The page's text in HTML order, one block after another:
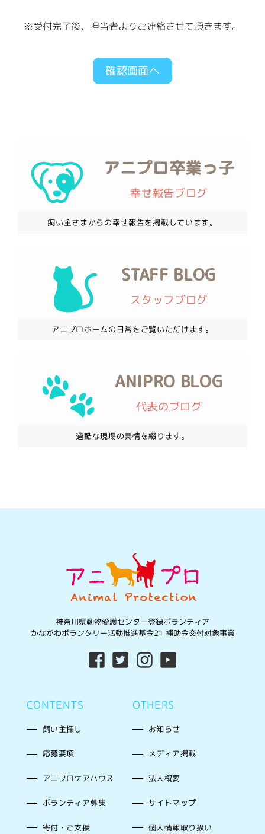
※受付完了後、担当者よりご連絡させて頂きます。
アニプロ卒業っ子
幸せ報告ブログ
飼い主さまからの幸せ報告を掲載しています。
STAFF BLOG
スタッフブログ
アニプロホームの日常をご覧いただけます。
ANIPRO BLOG
代表のブログ
過酷な現場の実情を綴ります。
CONTENTS
飼い主探し
応募要項
アニプロケアハウス
ボランティア募集
寄付・ご支援
神奈川県動物愛護センター登録ボランティア
かながわボランタリー活動推進基金21 補助金交付対象事業
OTHERS
お知らせ
メディア掲載
法人概要
サイトマップ
個人情報取り扱い